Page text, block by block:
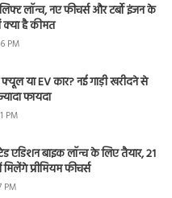
लॉन्च, नए फीचर्स और टर्बो इंजन के
है कीमत
PM
या EV कार? नई गाड़ी खरीदने से
फायदा
PM
एडिशन बाइक लॉन्च के लिए तैयार, 21
प्रीमियम फीचर्स
PM